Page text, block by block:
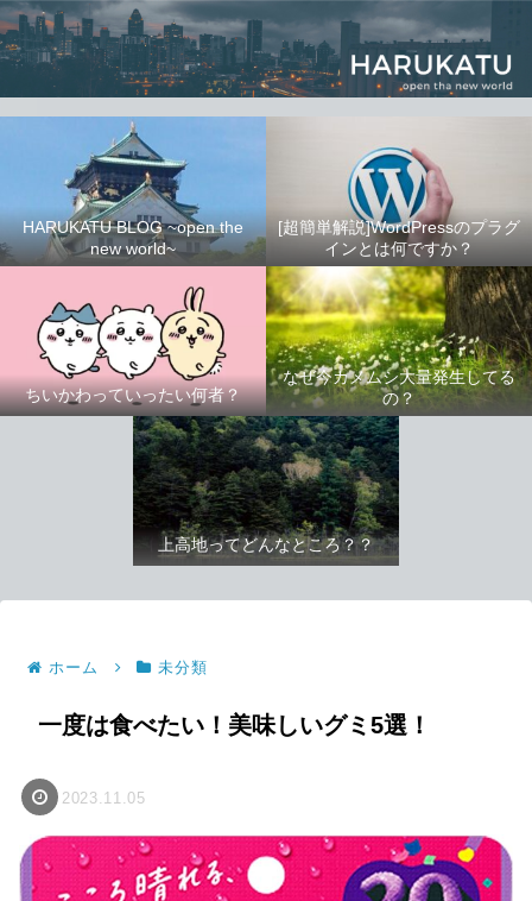
HARUKATU BLOG ~open the
new world~
[超簡単解説]WordPressのプラグ
インとは何ですか？
ちいかわっていったい何者？
なぜ今カメムシ大量発生してる
の？
上高地ってどんなところ？？
ホーム 未分類
一度は食べたい！美味しいグミ5選！
2023.11.05